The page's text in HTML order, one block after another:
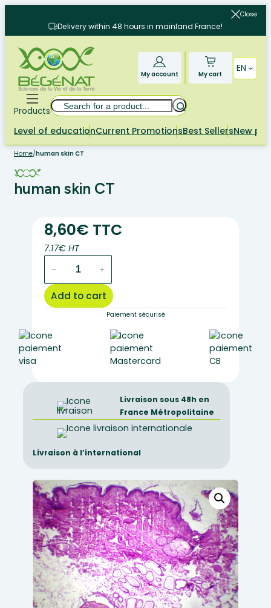
content
Close
Delivery within 48 hours in mainland France!
My account My cart
EN
Products
Search
Level of educationCurrent PromotionsBest SellersNew
Home/human skin CT
human skin CT
8,60€ TTC
7.17€ HT
CT
quantity
− +
Add to cart
Paiement sécurisé
Livraison sous 48h en
France Métropolitaine
Livraison à l’international